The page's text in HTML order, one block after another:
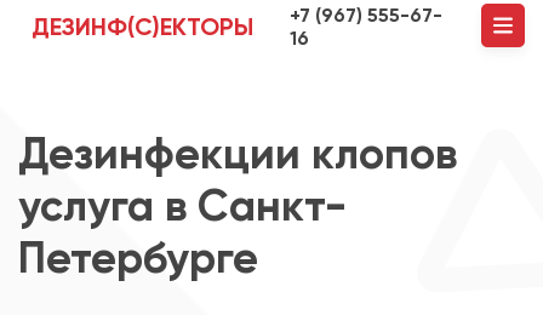
ДЕЗИНФ(С)ЕКТОРЫ
+7 (967) 555-67-
16
Дезинфекции клопов
услуга в Санкт-
Петербурге